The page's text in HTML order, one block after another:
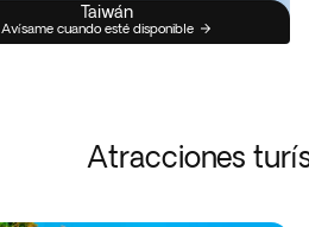
Taiwán
Avísame cuando esté disponible
Atracciones